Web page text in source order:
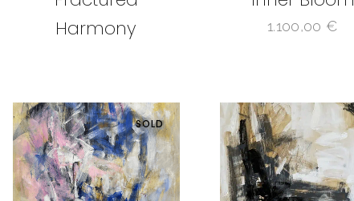
Harmony
1.100,00 €
SOLD